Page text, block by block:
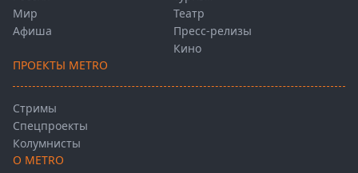
Мир
Афиша
Театр
Пресс-релизы
Кино
ПРОЕКТЫ METRO
Стримы
Спецпроекты
Колумнисты
О METRO